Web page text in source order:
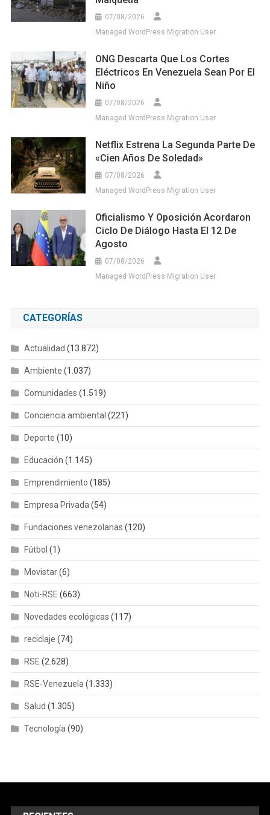
07/08/2026
Managed WordPress Migration User
ONG Descarta Que Los Cortes
Eléctricos En Venezuela Sean Por El
Niño
07/08/2026
Managed WordPress Migration User
Netflix Estrena La Segunda Parte De
«Cien Años De Soledad»
07/08/2026
Managed WordPress Migration User
Oficialismo Y Oposición Acordaron
Ciclo De Diálogo Hasta El 12 De
Agosto
07/08/2026
Managed WordPress Migration User
CATEGORÍAS
Actualidad (13.872)
Ambiente (1.037)
Comunidades (1.519)
Conciencia ambiental (221)
Deporte (10)
Educación (1.145)
Emprendimiento (185)
Empresa Privada (54)
Fundaciones venezolanas (120)
Fútbol (1)
Movistar(6)
Noti-RSE (663)
Novedades ecológicas (117)
reciclaje (74)
RSE (2.628)
RSE-Venezuela (1.333)
Salud (1.305)
Tecnología (90)